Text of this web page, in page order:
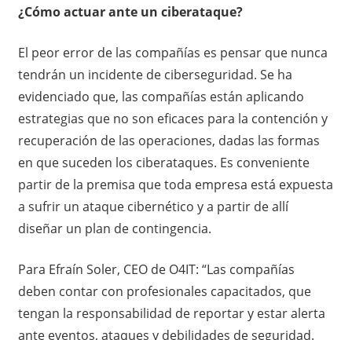
¿Cómo actuar ante un ciberataque?
El peor error de las compañías es pensar que nunca
tendrán un incidente de ciberseguridad. Se ha
evidenciado que, las compañías están aplicando
estrategias que no son eficaces para la contención y
recuperación de las operaciones, dadas las formas
en que suceden los ciberataques. Es conveniente
partir de la premisa que toda empresa está expuesta
a sufrir un ataque cibernético y a partir de allí
diseñar un plan de contingencia.
Para Efraín Soler, CEO de O4IT: “Las compañías
deben contar con profesionales capacitados, que
tengan la responsabilidad de reportar y estar alerta
ante eventos, ataques y debilidades de seguridad.